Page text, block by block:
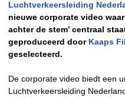
Luchtverkeersleiding
nieuwe corporate video
achter de stem’ centraal
geproduceerd door Kaaps
geselecteerd.
De corporate video biedt een
Luchtverkeersleiding